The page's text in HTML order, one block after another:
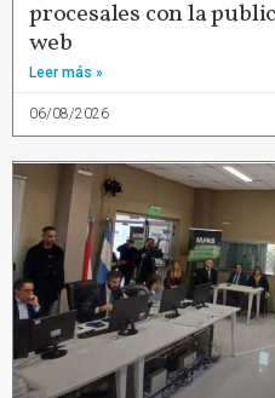
procesales con la
web
Leer más »
06/08/2026